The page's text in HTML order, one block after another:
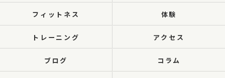
フィットネス 体験
トレーニング アクセス
ブログ コラム